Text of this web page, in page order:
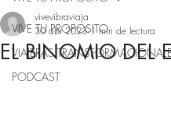
VIVE TU PROPOSITO
VIAJERAS
PODCAST
EL BINOMIO DEL
vivevibraviaja
30 abr 2023 1 min de lectura